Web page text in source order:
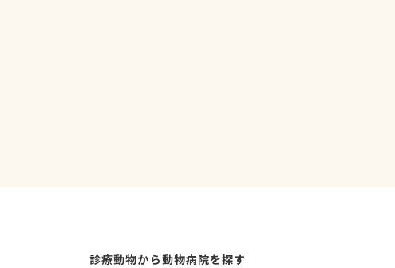
診療動物から動物病院を探す